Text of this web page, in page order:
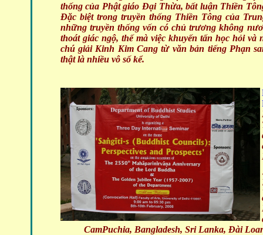
thống của Phật giáo Đại Thừa, bất luận Thiền
Đặc biệt trong truyền thống Thiền Tông của
những truyền thống vốn có chủ trương không
thoát giác ngộ, thế mà việc khuyến tấn học hỏi
chú giải Kinh Kim Cang từ văn bản tiếng Phạn
thật là nhiều vô số kể.
CamPuchia, Bangladesh, Sri Lanka, Đài